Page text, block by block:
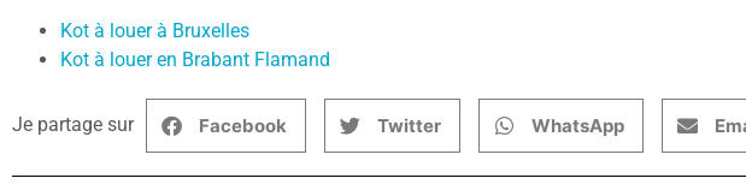
Kot à louer à Bruxelles
Kot à louer en Brabant Flamand
Je partage sur Facebook Twitter WhatsApp